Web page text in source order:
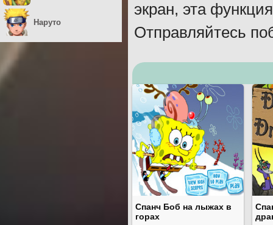
экран, эта
Отправляйтесь
Спанч Боб на лыжах в
горах
Наруто